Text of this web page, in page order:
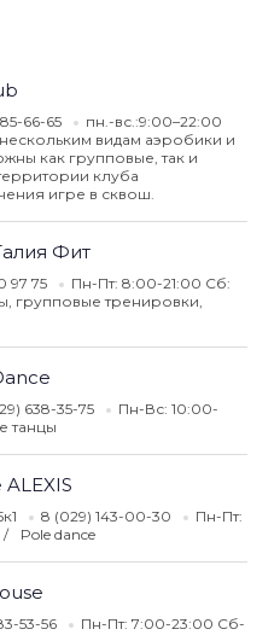
66-65
пн.-вс.:9:00–22:00
видам аэробики и
как групповые, так и
клуба
игре в сквош.
Фит
97 75
Пн-Пт: 8:00-21:00 Сб:
групповые тренировки,
638-35-75
Пн-Вс: 10:00-
танцы
8 (029) 143-00-30
Пн-Пт:
Pole dance
53-56
Пн-Пт: 7:00-23:00 Сб-